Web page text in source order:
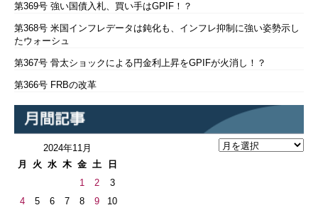
第369号 強い国債入札、買い手はGPIF！？
第368号 米国インフレデータは鈍化も、インフレ抑制に強い姿勢示し
たウォーシュ
第367号 骨太ショックによる円金利上昇をGPIFが火消し！？
第366号 FRBの改革
2024年11月
月
火 水 木 金 土 日
1 2
3
4
5 6 7 8 9
10